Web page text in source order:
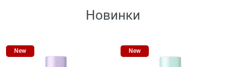
Новинки
New New